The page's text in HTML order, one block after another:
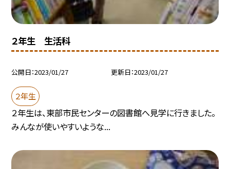
２年生 生活科
公開日 2023/01/27 更新日 2023/01/27
２年生
２年生は、東部市民センターの図書館へ見学に行きました。
みんなが使いやすいような...